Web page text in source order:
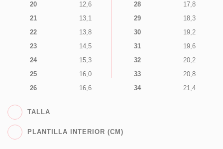
20
12,6
21
13,1
22
13,8
23
14,5
24
15,3
25
16,0
26
16,6
28
17,8
29
18,3
30
19,2
31
19,6
32
20,2
33
20,8
34
21,4
TALLA
PLANTILLA INTERIOR (CM)